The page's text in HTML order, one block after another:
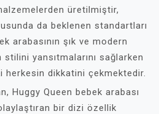
üretilmiştir,
da beklenen standartları
arabasının şık ve modern
yansıtmalarını sağlarken
herkesin dikkatini çekmektedir.
Huggy Queen bebek arabası
bir dizi özellik